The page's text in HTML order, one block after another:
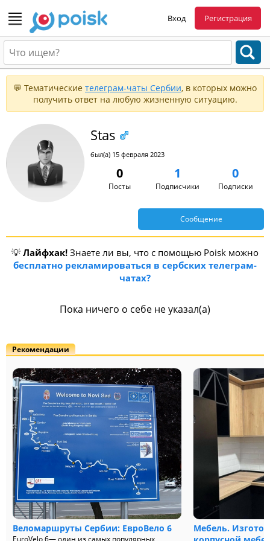
Вход Регистрация
💬 Тематические телеграм-чаты Сербии, в которых можно
получить ответ на любую жизненную ситуацию.
Stas
был(а) 15 февраля 2023
0
Посты
1
Подписчики
0
Подписки
Сообщение
💡 Лайфхак! Знаете ли вы, что с помощью Poisk можно
бесплатно рекламироваться в сербских телеграм-
чатах?
Пока ничего о себе не указал(а)
Рекомендации
Веломаршруты Сербии: ЕвроВело 6
EuroVelo 6— один из самых популярных
Мебель.